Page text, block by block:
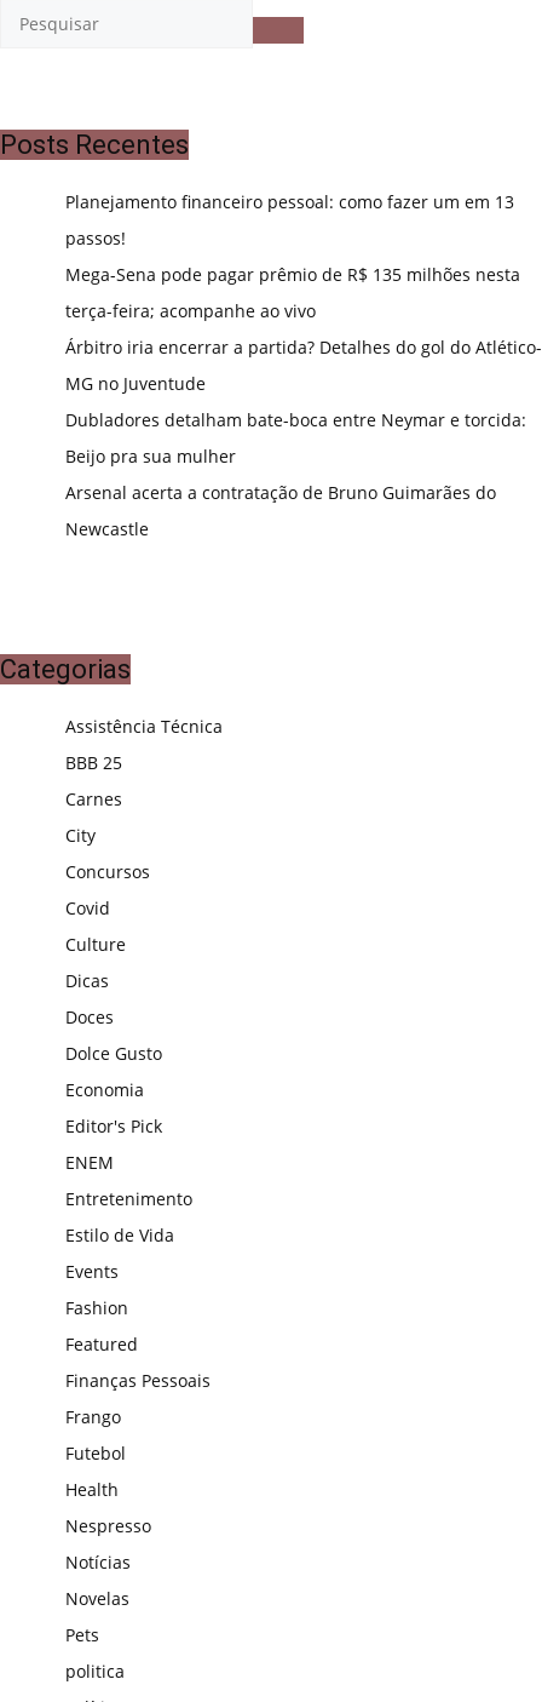
Posts Recentes
Planejamento financeiro pessoal: como fazer um em 13
passos!
Mega-Sena pode pagar prêmio de R$ 135 milhões nesta
terça-feira; acompanhe ao vivo
Árbitro iria encerrar a partida? Detalhes do gol do Atlético-
MG no Juventude
Dubladores detalham bate-boca entre Neymar e torcida:
Beijo pra sua mulher
Arsenal acerta a contratação de Bruno Guimarães do
Newcastle
Categorias
Assistência Técnica
BBB 25
Carnes
City
Concursos
Covid
Culture
Dicas
Doces
Dolce Gusto
Economia
Editor's Pick
ENEM
Entretenimento
Estilo de Vida
Events
Fashion
Featured
Finanças Pessoais
Frango
Futebol
Health
Nespresso
Notícias
Novelas
Pets
politica